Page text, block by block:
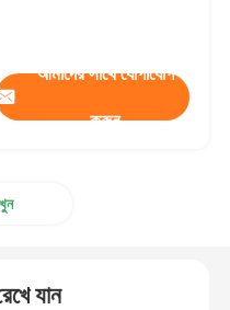
আমাদের সাথে যোগাযোগ
করুন
যান